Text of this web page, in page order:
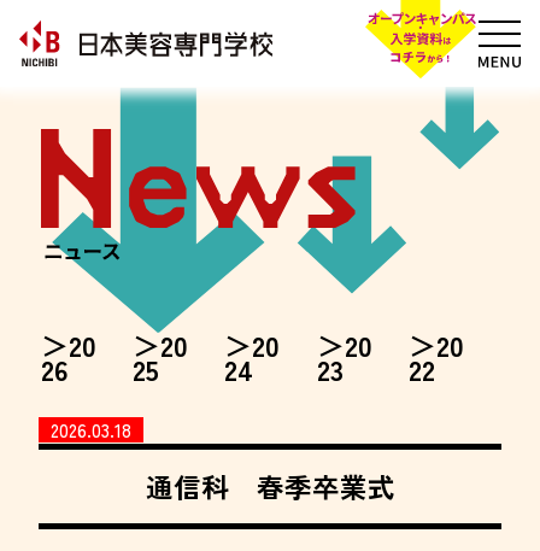
20
26
20
25
20
24
20
23
20
22
2026.03.18
通信科 春季卒業式